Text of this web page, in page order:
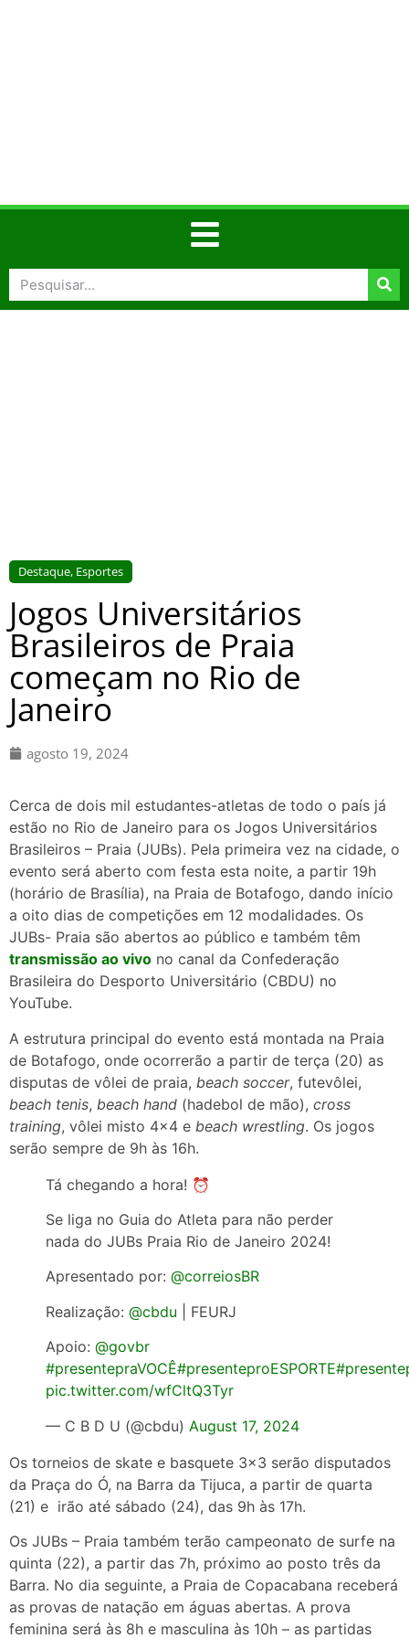
Destaque, Esportes
Jogos Universitários
Brasileiros de Praia
começam no Rio de
Janeiro
agosto 19, 2024
Cerca de dois mil estudantes-atletas de todo o país já
estão no Rio de Janeiro para os Jogos Universitários
Brasileiros – Praia (JUBs). Pela primeira vez na cidade, o
evento será aberto com festa esta noite, a partir 19h
(horário de Brasília), na Praia de Botafogo, dando início
a oito dias de competições em 12 modalidades. Os
JUBs- Praia são abertos ao público e também têm
transmissão ao vivo no canal da Confederação
Brasileira do Desporto Universitário (CBDU) no
YouTube.
A estrutura principal do evento está montada na Praia
de Botafogo, onde ocorrerão a partir de terça (20) as
disputas de vôlei de praia, beach soccer, futevôlei,
beach tenis, beach hand (hadebol de mão), cross
training, vôlei misto 4×4 e beach wrestling. Os jogos
serão sempre de 9h às 16h.
Tá chegando a hora! ⏰
Se liga no Guia do Atleta para não perder
nada do JUBs Praia Rio de Janeiro 2024!
Apresentado por: @correiosBR
Realização: @cbdu | FEURJ
Apoio: @govbr
#presentepraVOCÊ#presenteproESPORTE
pic.twitter.com/wfCltQ3Tyr
— C B D U (@cbdu) August 17, 2024
Os torneios de skate e basquete 3×3 serão disputados
da Praça do Ó, na Barra da Tijuca, a partir de quarta
(21) e irão até sábado (24), das 9h às 17h.
Os JUBs – Praia também terão campeonato de surfe na
quinta (22), a partir das 7h, próximo ao posto três da
Barra. No dia seguinte, a Praia de Copacabana receberá
as provas de natação em águas abertas. A prova
feminina será às 8h e masculina às 10h – as partidas